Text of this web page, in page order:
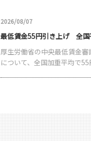
2026/08/07
最低賃金55円引き上げ 全
厚生労働省の中央最低賃金
について、全国加重平均で55